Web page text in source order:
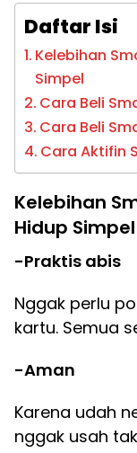
Daftar Isi
Kelebihan
Simpel
Cara Beli
Cara Beli
Cara Aktifin
Kelebihan
Hidup Simpel
-Praktis abis
Nggak perlu
kartu. Semua
-Aman
Karena udah
nggak usah